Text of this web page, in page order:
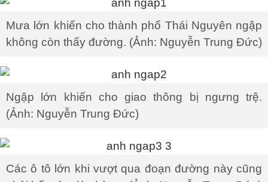
Mưa lớn khiến cho thành phố Thái Nguyên ngập
không còn thấy đường. (Ảnh: Nguyễn Trung Đức)
Ngập lớn khiến cho giao thông bị ngưng trệ.
(Ảnh: Nguyễn Trung Đức)
Các ô tô lớn khi vượt qua đoạn đường này cũng